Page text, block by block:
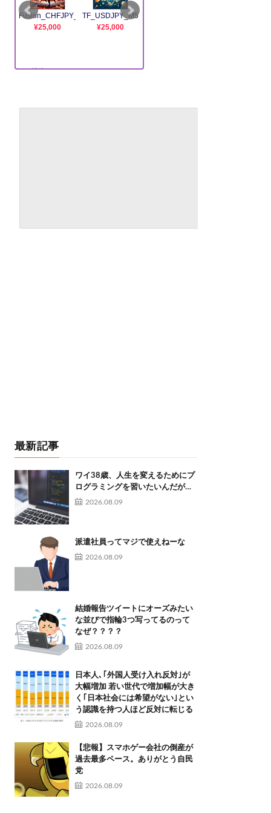
最新記事
ワイ38歳、人生を変えるためにプ
ログラミングを習いたいんだが…
2026.08.09
派遣社員ってマジで使えねーな
2026.08.09
結婚報告ツイートにオーズみたい
な並びで指輪3つ写ってるのって
なぜ？？？？
2026.08.09
日本人､｢外国人受け入れ反対｣が
大幅増加 若い世代で増加幅が大き
く｢日本社会には希望がない｣とい
う認識を持つ人ほど反対に転じる
2026.08.09
【悲報】スマホゲー会社の倒産が
過去最多ペース。ありがとう自民
党
2026.08.09